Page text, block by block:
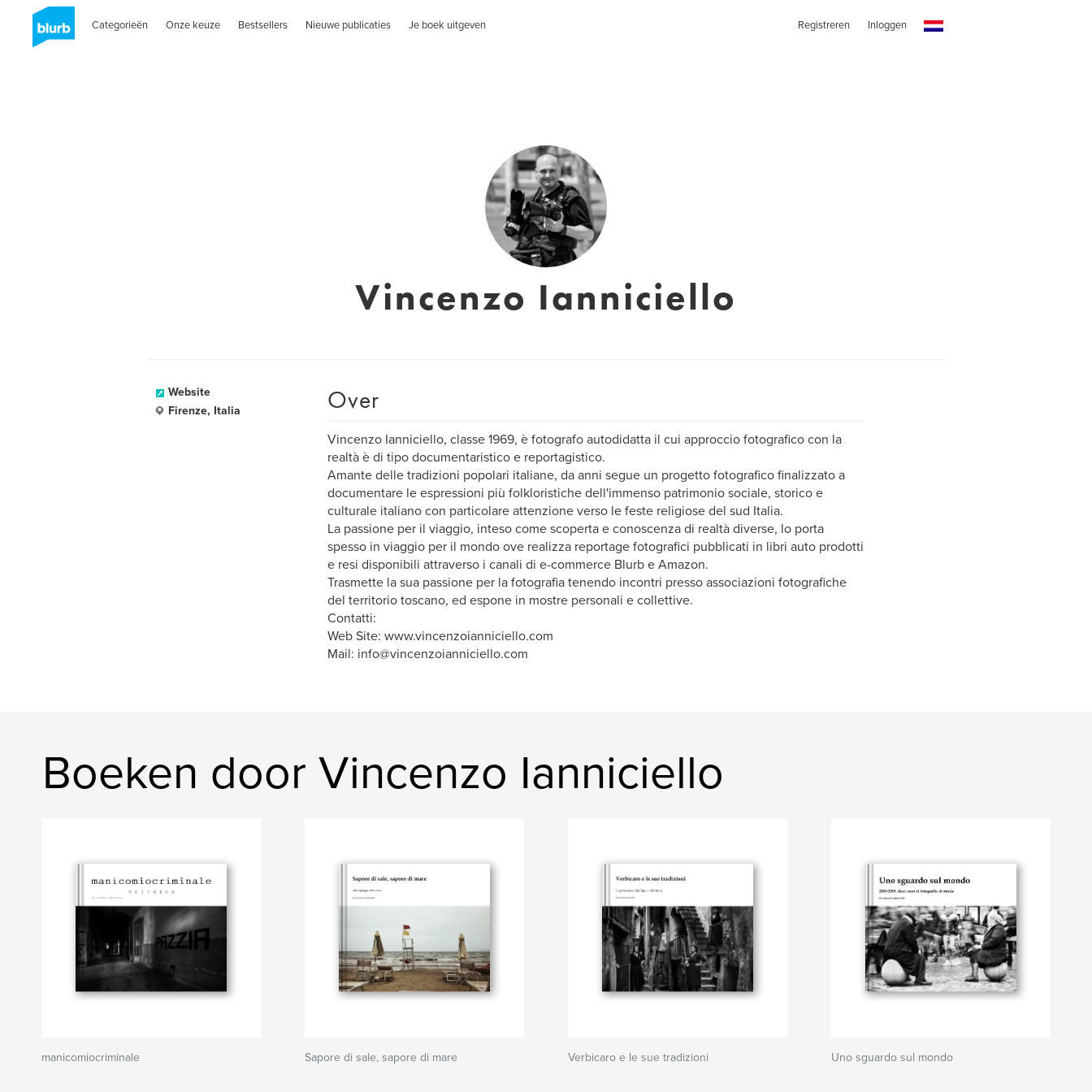
Categorieën Onze keuze Bestsellers Nieuwe publicaties Je boek uitgeven Registreren Inloggen
Vincenzo Ianniciello
Website
Firenze, Italia
Over
Vincenzo Ianniciello, classe 1969, è fotografo autodidatta il cui approccio fotografico con la
realtà è di tipo documentaristico e reportagistico.
Amante delle tradizioni popolari italiane, da anni segue un progetto fotografico finalizzato a
documentare le espressioni più folkloristiche dell'immenso patrimonio sociale, storico e
culturale italiano con particolare attenzione verso le feste religiose del sud Italia.
La passione per il viaggio, inteso come scoperta e conoscenza di realtà diverse, lo porta
spesso in viaggio per il mondo ove realizza reportage fotografici pubblicati in libri auto prodotti
e resi disponibili attraverso i canali di e-commerce Blurb e Amazon.
Trasmette la sua passione per la fotografia tenendo incontri presso associazioni fotografiche
del territorio toscano, ed espone in mostre personali e collettive.
Contatti:
Web Site: www.vincenzoianniciello.com
Mail: info@vincenzoianniciello.com
Boeken door Vincenzo Ianniciello
manicomiocriminale Sapore di sale, sapore di mare Verbicaro e le sue tradizioni Uno sguardo sul mondo